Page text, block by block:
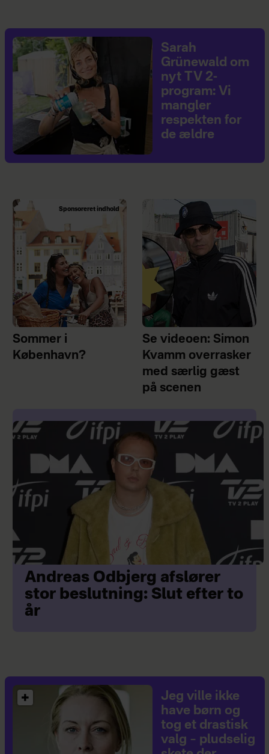
Sarah
Grünewald om
nyt TV 2-
program: Vi
mangler
respekten for
de ældre
Sponsoreret indhold
Sommer i
København?
Se videoen: Simon
Kvamm overrasker
med særlig gæst
på scenen
Andreas Odbjerg afslører
stor beslutning: Slut efter to
år
Jeg ville ikke
have børn og
tog et drastisk
valg – pludselig